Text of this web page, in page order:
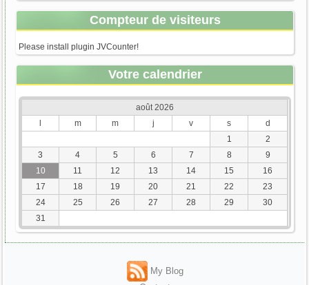
Compteur de visiteurs
Please install plugin JVCounter!
Votre calendrier
août 2026
l
m m j v s
d
1
2
3
4 5 6 7 8
9
10
11 12 13 14 15
16
17
18 19 20 21 22
23
24
25 26 27 28 29
30
31
My Blog